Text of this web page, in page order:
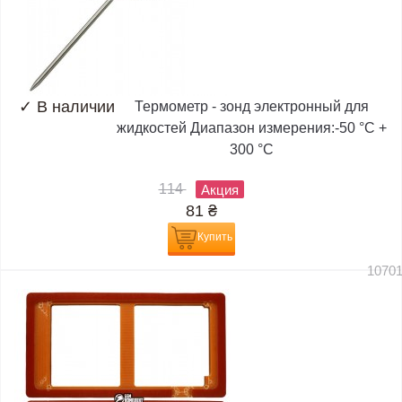
✓ В наличии
Термометр - зонд электронный для
жидкостей Диапазон измерения:-50 °C +
300 °C
114 Акция
81 ₴
Купить